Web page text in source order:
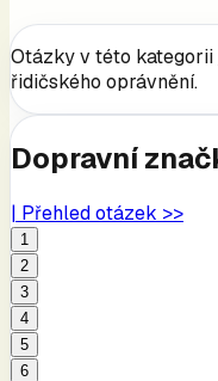
Otázky v této kategorii
řidičského oprávnění.
Dopravní
| Přehled otázek >>
1
2
3
4
5
6